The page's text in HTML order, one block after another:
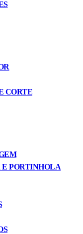
CORTE
PORTINHOLA